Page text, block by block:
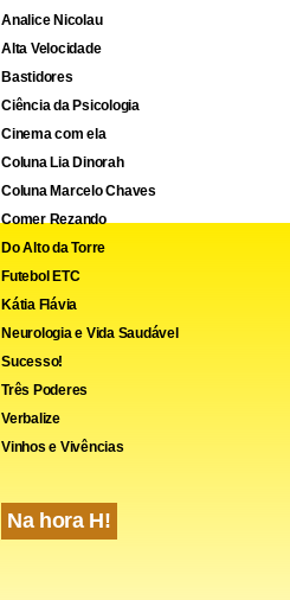
Analice Nicolau
Alta Velocidade
Bastidores
Ciência da Psicologia
Cinema com ela
Coluna Lia Dinorah
Coluna Marcelo Chaves
Comer Rezando
Do Alto da Torre
Futebol ETC
Kátia Flávia
Neurologia e Vida Saudável
Sucesso!
Três Poderes
Verbalize
Vinhos e Vivências
Na hora H!